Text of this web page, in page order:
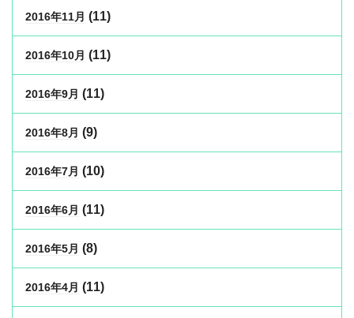
2016年11月 (11)
2016年10月 (11)
2016年9月 (11)
2016年8月 (9)
2016年7月 (10)
2016年6月 (11)
2016年5月 (8)
2016年4月 (11)